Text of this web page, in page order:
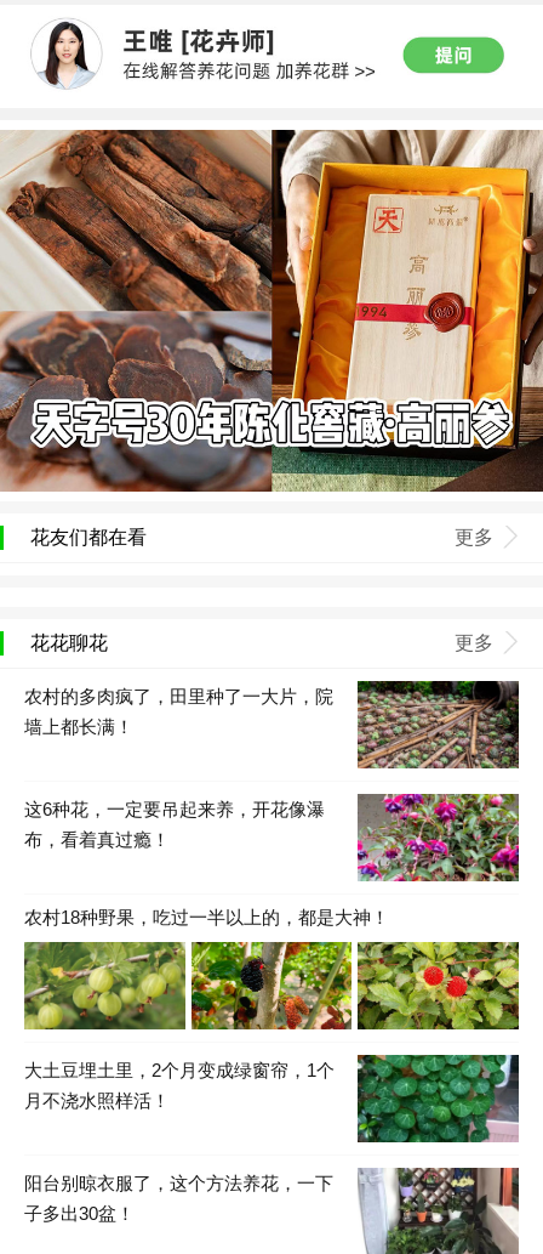
花友们都在看 更多
花花聊花 更多
农村的多肉疯了，田里种了一大片，院
墙上都长满！
这6种花，一定要吊起来养，开花像瀑
布，看着真过瘾！
农村18种野果，吃过一半以上的，都是大神！
大土豆埋土里，2个月变成绿窗帘，1个
月不浇水照样活！
阳台别晾衣服了，这个方法养花，一下
子多出30盆！